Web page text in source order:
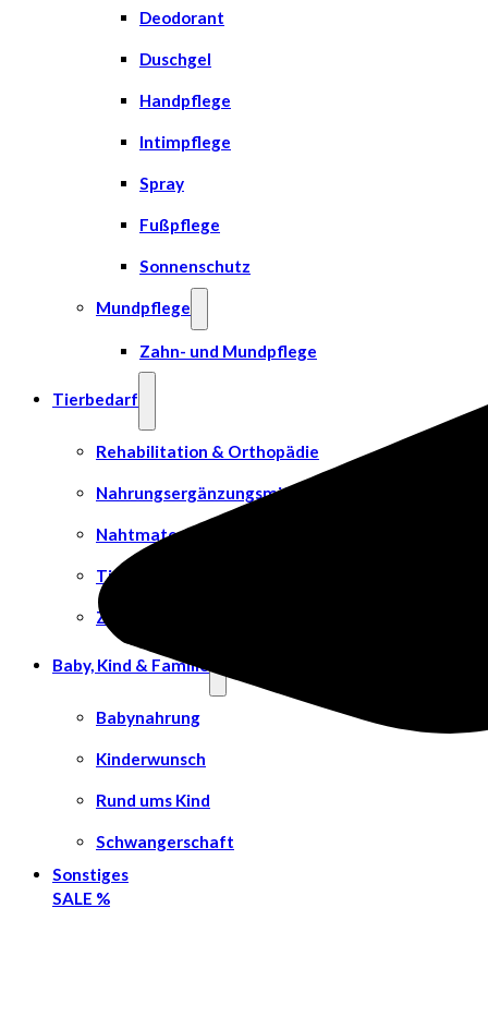
Deodorant
Duschgel
Handpflege
Intimpflege
Spray
Fußpflege
Sonnenschutz
Mundpflege
Zahn- und Mundpflege
Tierbedarf
Rehabilitation & Orthopädie
Nahrungsergänzungsmittel
Nahtmaterial
Tierpflege
Zubehör
Baby, Kind & Familie
Babynahrung
Kinderwunsch
Rund ums Kind
Schwangerschaft
Sonstiges
SALE %